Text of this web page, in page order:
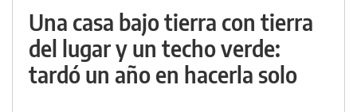
Una casa bajo tierra con tierra
del lugar y un techo verde:
tardó un año en hacerla solo